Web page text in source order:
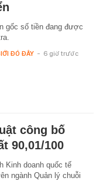
gốc số tiền đang được
ĐÓ ĐÂY - 6 giờ trước
công bố
90,01/100
Kinh doanh quốc tế
ngành Quản lý chuỗi